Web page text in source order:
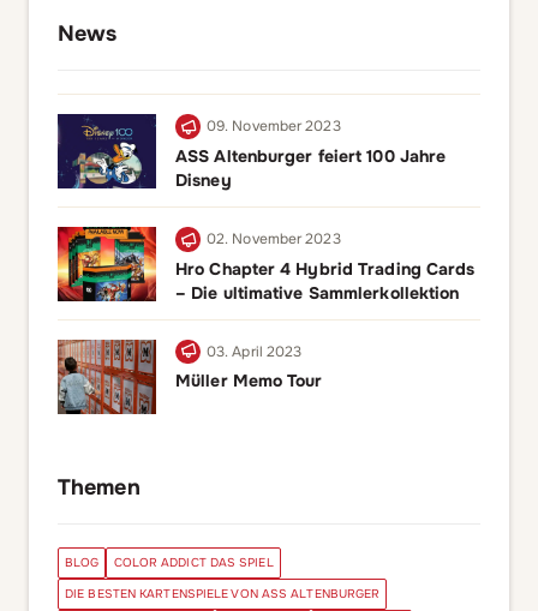
News
09. November 2023
ASS Altenburger feiert 100 Jahre
Disney
02. November 2023
Hro Chapter 4 Hybrid Trading Cards
– Die ultimative Sammlerkollektion
03. April 2023
Müller Memo Tour
Themen
BLOG
COLOR ADDICT DAS SPIEL
DIE BESTEN KARTENSPIELE VON ASS ALTENBURGER